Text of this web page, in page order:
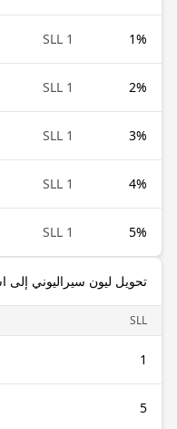
1%
1 SLL
2%
1 SLL
3%
1 SLL
4%
1 SLL
5%
1 SLL
تحويل ليون سيراليوني إلى
SLL
1
5